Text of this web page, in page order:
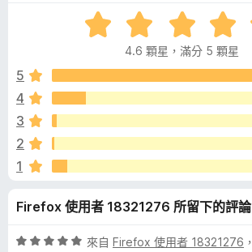
覽
器
附
加
件
看
影
片
的
評
論
評
價
.
分
滿
5
4.6 顆星，滿分 5 顆星
5
4
3
2
1
Firefox 使用者 18321276 所留下的評論
評
來自 Firefox 使用者 18321276 ，